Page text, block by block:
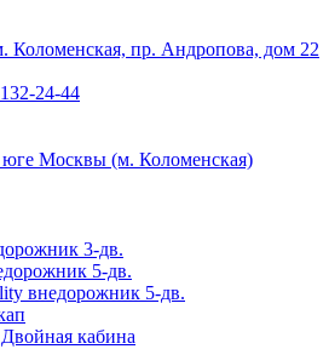
Коломенская, пр. Андропова, дом 22
24-44
3-дв.
5-дв.
внедорожник 5-дв.
кабина